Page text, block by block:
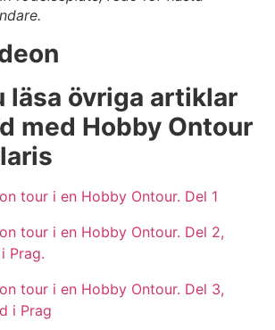
läsa övriga artiklar
med Hobby Ontour
tour i en Hobby Ontour. Del 1
tour i en Hobby Ontour. Del 2,
Prag.
tour i en Hobby Ontour. Del 3,
i Prag